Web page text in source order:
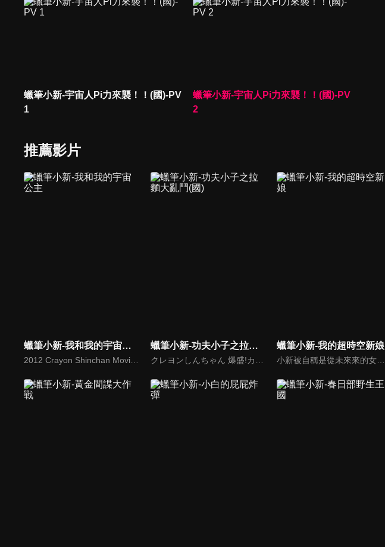
蠟筆小新-宇宙人Pi力來襲！！(國)-PV
1
蠟筆小新-宇宙人Pi力來襲！！(國)-PV
2
推薦影片
蠟筆小新-我和我的宇宙公主
2012 Crayon Shinchan Movie Arashi Wo Yobu Ora to Uchuno Princess
蠟筆小新-功夫小子之拉麵大亂鬥(國)
クレヨンしんちゃん 爆盛!カンフーボーイズ ～拉麺大乱～
蠟筆小新-我的超時空新娘
小新被自稱是從未來來的女人帶走了！風間等人為了救出小新，也跟著前往未來。原來在未來地球被巨大隕石群撞上，天空一片黑暗，金有電機的老闆金有增藏於是藉機大賺黑心錢，神祕女子就是他的女兒民子，也是小新未來的未婚妻！長大後的小新，看到世界一片黑暗，決心要讓世界變得更明亮！